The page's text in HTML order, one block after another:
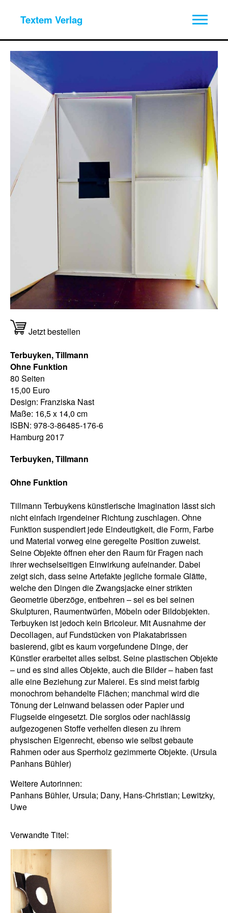
Textem Verlag
Terbuyken, Tillmann
Ohne Funktion
Tillmann Terbuykens künstlerische Imagination lässt sich
nicht einfach irgendeiner Richtung zuschlagen. Ohne
Funktion suspendiert jede Eindeutigkeit, die Form, Farbe
und Material vorweg eine geregelte Position zuweist.
Seine Objekte öffnen eher den Raum für Fragen nach
ihrer wechselseitigen Einwirkung aufeinander. Dabei
zeigt sich, dass seine Artefakte jegliche formale Glätte,
welche den Dingen die Zwangsjacke einer strikten
Geometrie überzöge, entbehren – sei es bei seinen
Skulpturen, Raument­würfen, Möbeln oder Bildobjekten.
Terbuyken ist jedoch kein Bricoleur. Mit Ausnahme der
Decollagen, auf Fundstücken von Plakatabrissen
basierend, gibt es kaum vorgefundene Dinge, der
Künstler erarbeitet alles selbst. Seine plastischen Objekte
– und es sind alles Objekte, auch die Bilder – haben fast
alle eine Beziehung zur Malerei. Es sind meist farbig
monochrom behandelte Flächen; manchmal wird die
Tönung der Leinwand belassen oder Papier und
Flugseide eingesetzt. Die sorglos oder nachlässig
aufgezogenen Stoffe verhelfen diesen zu ihrem
physischen Eigenrecht, ebenso wie selbst gebaute
Rahmen oder aus Sperrholz gezimmerte Objekte. (Ursula
Panhans Bühler)
Weitere Autorinnen:
Panhans Bühler, Ursula; Dany, Hans-Christian; Lewitzky,
Uwe
Jetzt bestellen
Terbuyken, Tillmann
Ohne Funktion
80 Seiten
15,00 Euro
Design: Franziska Nast
Maße: 16,5 x 14,0 cm
ISBN: 978-3-86485-176-6
Hamburg 2017
Verwandte Titel: